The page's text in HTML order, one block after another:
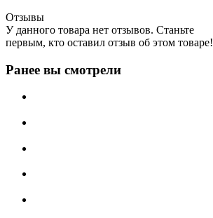
Отзывы
У данного товара нет отзывов. Станьте
первым, кто оставил отзыв об этом товаре!
Ранее вы смотрели